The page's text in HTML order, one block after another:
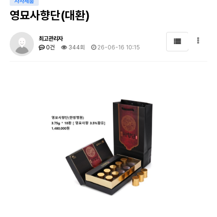
영묘사향단(대환)
최고관리자
0건
344회 26-06-16 10:15